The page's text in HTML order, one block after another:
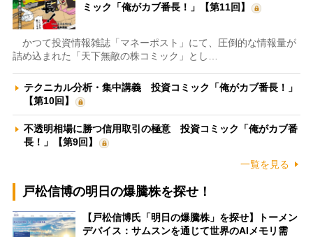
ミック「俺がカブ番長！」【第11回】
かつて投資情報雑誌「マネーポスト」にて、圧倒的な情報量が
詰め込まれた「天下無敵の株コミック」とし…
テクニカル分析・集中講義 投資コミック「俺がカブ番長！」
【第10回】
不透明相場に勝つ信用取引の極意 投資コミック「俺がカブ番
長！」【第9回】
一覧を見る
戸松信博の明日の爆騰株を探せ！
【戸松信博氏「明日の爆騰株」を探せ】トーメン
デバイス：サムスンを通じて世界のAIメモリ需